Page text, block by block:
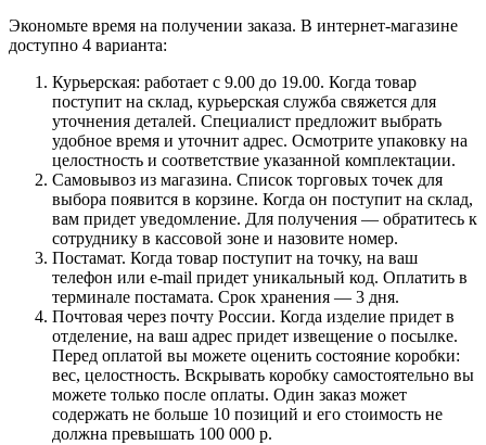
Экономьте время на получении заказа. В интернет-магазине
доступно 4 варианта:
Курьерская: работает с 9.00 до 19.00. Когда товар
поступит на склад, курьерская служба свяжется для
уточнения деталей. Специалист предложит выбрать
удобное время и уточнит адрес. Осмотрите упаковку на
целостность и соответствие указанной комплектации.
Самовывоз из магазина. Список торговых точек для
выбора появится в корзине. Когда он поступит на склад,
вам придет уведомление. Для получения — обратитесь к
сотруднику в кассовой зоне и назовите номер.
Постамат. Когда товар поступит на точку, на ваш
телефон или e-mail придет уникальный код. Оплатить в
терминале постамата. Срок хранения — 3 дня.
Почтовая через почту России. Когда изделие придет в
отделение, на ваш адрес придет извещение о посылке.
Перед оплатой вы можете оценить состояние коробки:
вес, целостность. Вскрывать коробку самостоятельно вы
можете только после оплаты. Один заказ может
содержать не больше 10 позиций и его стоимость не
должна превышать 100 000 р.